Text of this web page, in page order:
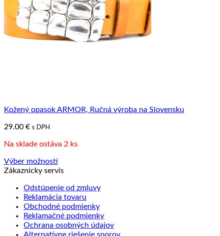
stránke
produktu.
Kožený opasok ARMOR, Ručná výroba na Slovensku
29.00 € s DPH
Na sklade ostáva 2 ks
Výber možností
Tento
viacero
variantov.
Možnosti
Zákaznícky servis
Odstúpenie od zmluvy
Reklamácia tovaru
Obchodné podmienky
Reklamačné podmienky
Ochrana osobných údajov
Alternatívne riešenie sporov